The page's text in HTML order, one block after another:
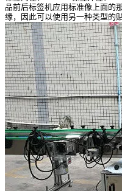
品前后标签机应用标准像上面的
缘，因此可以使用另一种类型的贴